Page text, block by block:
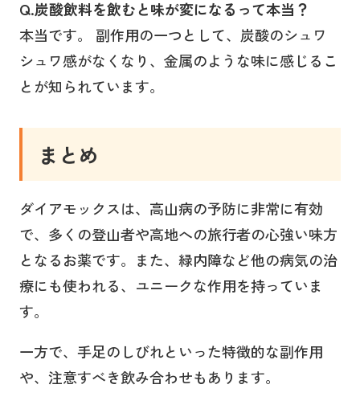
Q.炭酸飲料を飲むと味が変になるって本当？
本当です。 副作用の一つとして、炭酸のシュワ
シュワ感がなくなり、金属のような味に感じるこ
とが知られています。
まとめ
ダイアモックスは、高山病の予防に非常に有効
で、多くの登山者や高地への旅行者の心強い味方
となるお薬です。また、緑内障など他の病気の治
療にも使われる、ユニークな作用を持っていま
す。
一方で、手足のしびれといった特徴的な副作用
や、注意すべき飲み合わせもあります。